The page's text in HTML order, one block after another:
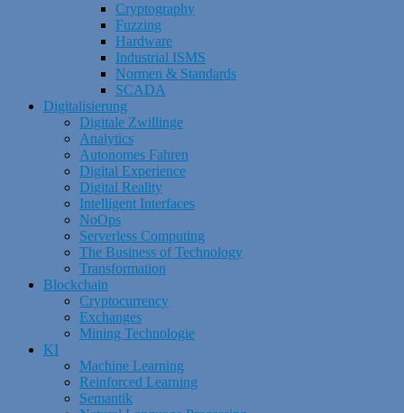
Cryptography
Fuzzing
Hardware
Industrial ISMS
Normen & Standards
SCADA
Digitalisierung
Digitale Zwillinge
Analytics
Autonomes Fahren
Digital Experience
Digital Reality
Intelligent Interfaces
NoOps
Serverless Computing
The Business of Technology
Transformation
Blockchain
Cryptocurrency
Exchanges
Mining Technologie
KI
Machine Learning
Reinforced Learning
Semantik